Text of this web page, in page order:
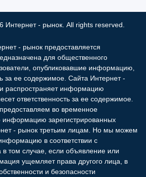
Интернет - рынок. All rights reserved.
- рынок предоставляется
для общественного
опубликовавшие информацию,
за ее содержимое. Сайта Интернет -
распространяет информацию
ответственность за ее содержимое.
во временное
информацию зарегистрированных
- рынок третьим лицам. Но мы можем
в соответствии с
в том случае, если объявление или
ущемляет права другого лица, в
и безопасности